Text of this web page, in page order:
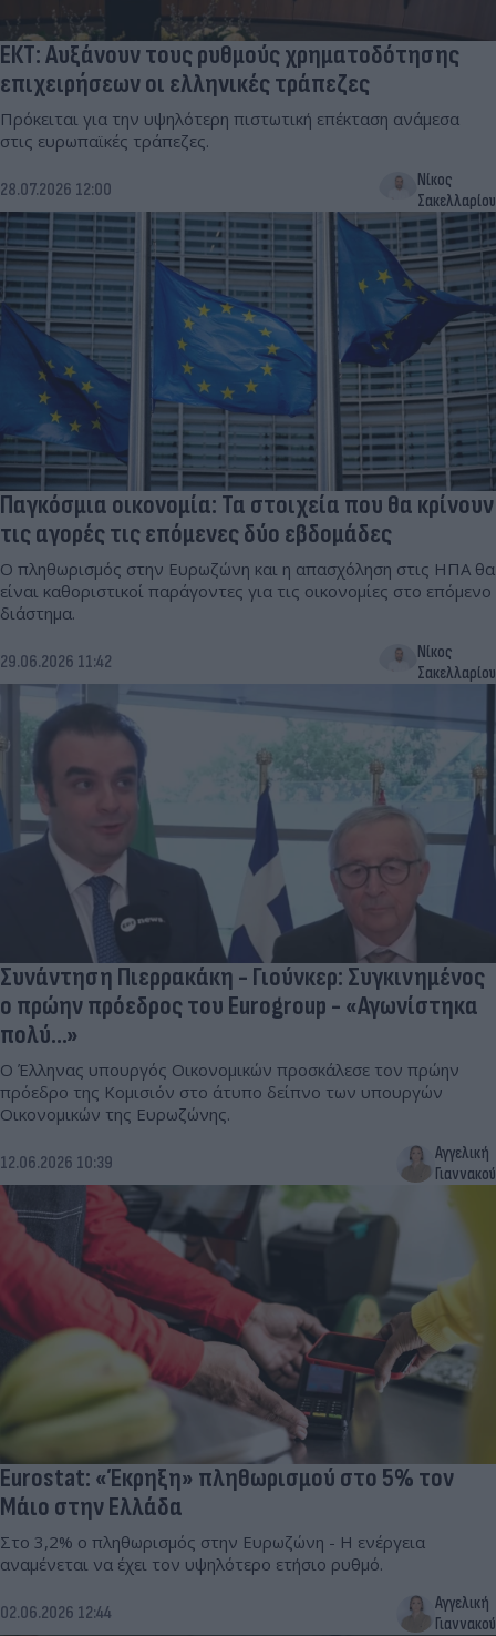
ΕΚΤ: Αυξάνουν τους ρυθμούς χρηματοδότησης
επιχειρήσεων οι ελληνικές τράπεζες
Πρόκειται για την υψηλότερη πιστωτική επέκταση ανάμεσα
στις ευρωπαϊκές τράπεζες.
28.07.2026 12:00
Νίκος
Σακελλαρίου
Παγκόσμια οικονομία: Τα στοιχεία που θα κρίνουν
τις αγορές τις επόμενες δύο εβδομάδες
Ο πληθωρισμός στην Ευρωζώνη και η απασχόληση στις ΗΠΑ θα
είναι καθοριστικοί παράγοντες για τις οικονομίες στο επόμενο
διάστημα.
29.06.2026 11:42
Νίκος
Σακελλαρίου
Συνάντηση Πιερρακάκη - Γιούνκερ: Συγκινημένος
ο πρώην πρόεδρος του Eurogroup - «Αγωνίστηκα
πολύ...»
Ο Έλληνας υπουργός Οικονομικών προσκάλεσε τον πρώην
πρόεδρο της Κομισιόν στο άτυπο δείπνο των υπουργών
Οικονομικών της Ευρωζώνης.
12.06.2026 10:39
Αγγελική
Γιαννακού
Eurostat: «Έκρηξη» πληθωρισμού στο 5% τον
Μάιο στην Ελλάδα
Στο 3,2% ο πληθωρισμός στην Eυρωζώνη - Η ενέργεια
αναμένεται να έχει τον υψηλότερο ετήσιο ρυθμό.
02.06.2026 12:44
Αγγελική
Γιαννακού